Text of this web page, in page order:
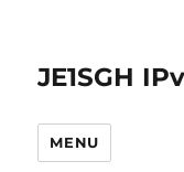
JE1SGH
MENU